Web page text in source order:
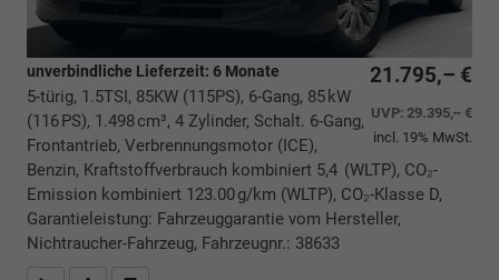
21.795,– €
UVP:29.395,– €
incl. 19% MwSt.
unverbindliche Lieferzeit: 6 Monate
5-türig, 1.5TSI, 85KW (115PS), 6-Gang, 85 kW
(116 PS), 1.498 cm³, 4 Zylinder, Schalt. 6-Gang,
Frontantrieb, Verbrennungsmotor (ICE),
Benzin, Kraftstoffverbrauch kombiniert 5,4 (WLTP), CO₂-
Emission kombiniert 123.00 g/km (WLTP), CO₂-Klasse D,
Garantieleistung: Fahrzeuggarantie vom Hersteller,
Nichtraucher-Fahrzeug, Fahrzeugnr.: 38633